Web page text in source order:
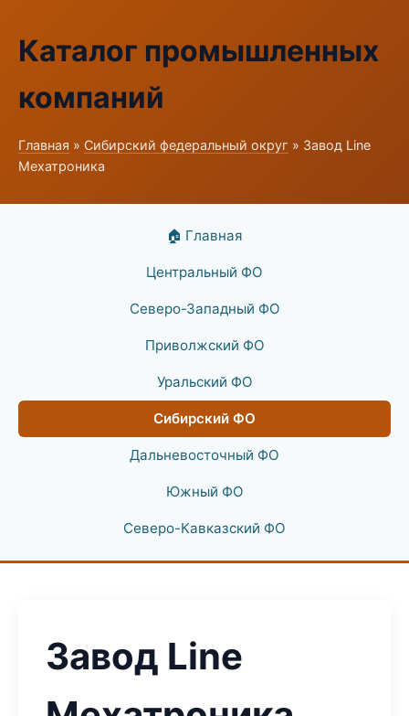
Каталог промышленных
компаний
Главная » Сибирский федеральный округ » Завод Line
Мехатроника
🏠 Главная
Центральный ФО
Северо-Западный ФО
Приволжский ФО
Уральский ФО
Сибирский ФО
Дальневосточный ФО
Южный ФО
Северо-Кавказский ФО
Завод Line